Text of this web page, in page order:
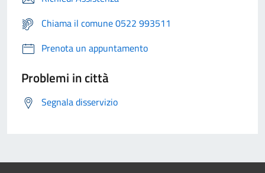
Chiama il comune 0522 993511
Prenota un appuntamento
Problemi in città
Segnala disservizio